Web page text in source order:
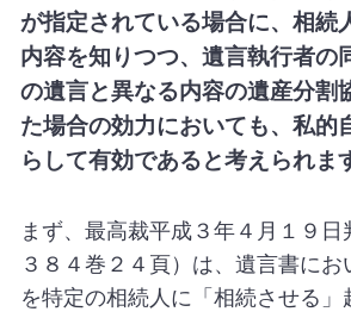
が指定されている場合に、相続
内容を知りつつ、遺言執行者の
の遺言と異なる内容の遺産分割
た場合の効力においても、私的
らして有効であると考えられま
まず、最高裁平成３年４月１９日
３８４巻２４頁）は、遺言書に
を特定の相続人に「相続させる